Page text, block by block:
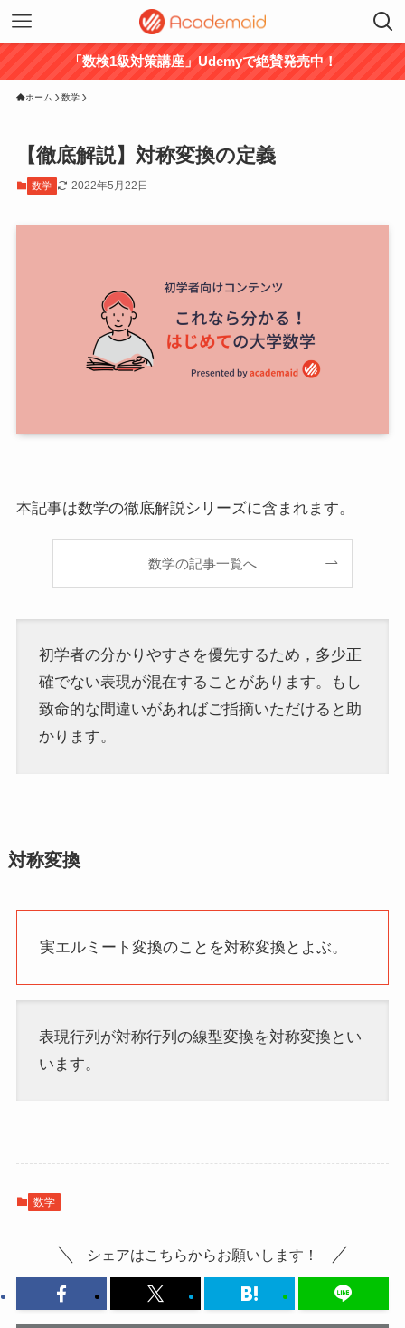
「数検1級対策講座」Udemyで絶賛発売中！
ホーム 数学
【徹底解説】対称変換の定義
数学 2022年5月22日
本記事は数学の徹底解説シリーズに含まれます。
数学の記事一覧へ
初学者の分かりやすさを優先するため，多少正
確でない表現が混在することがあります。もし
致命的な間違いがあればご指摘いただけると助
かります。
対称変換
実エルミート変換のことを対称変換とよぶ。
表現行列が対称行列の線型変換を対称変換とい
います。
数学
シェアはこちらからお願いします！